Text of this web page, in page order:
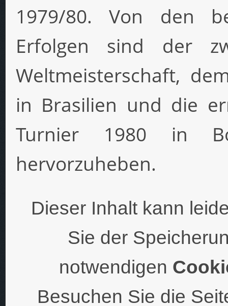
1979/80. Von den
Erfolgen sind der
Weltmeisterschaft,
in Brasilien und die
Turnier 1980 in
hervorzuheben.
Dieser Inhalt kann
Sie der
notwendigen
Besuchen Sie die